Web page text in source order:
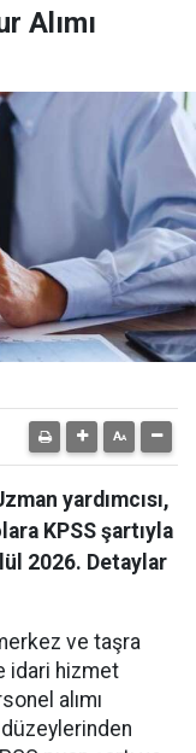
Alımı
yardımcısı,
KPSS şartıyla
2026. Detaylar
ve taşra
idari hizmet
alımı
düzeylerinden